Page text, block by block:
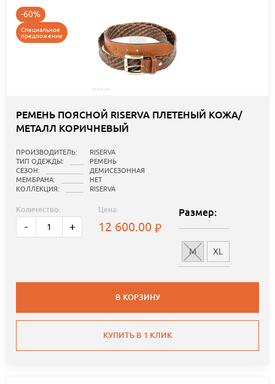
-60%
Специальное
предложение
РЕМЕНЬ ПОЯСНОЙ RISERVA ПЛЕТЕНЫЙ КОЖА/
МЕТАЛЛ КОРИЧНЕВЫЙ
ПРОИЗВОДИТЕЛЬ:
RISERVA
ТИП ОДЕЖДЫ:
РЕМЕНЬ
СЕЗОН:
ДЕМИСЕЗОННАЯ
МЕМБРАНА:
НЕТ
КОЛЛЕКЦИЯ:
RISERVA
Количество:
- +
Цена:
12 600.00
Размер:
M XL
В КОРЗИНУ
КУПИТЬ В 1 КЛИК